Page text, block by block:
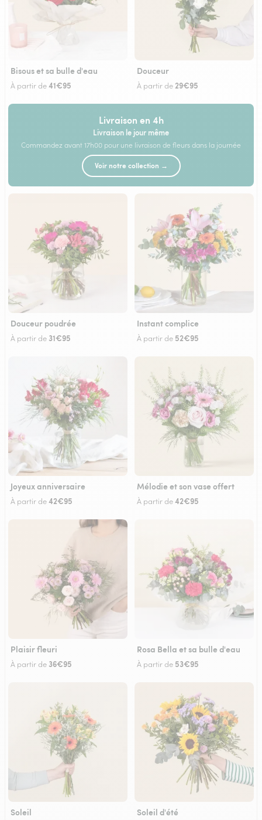
Bisous et sa bulle d'eau
À partir de41€95
Douceur
À partir de 29€95
Livraison en 4h
Livraison le jour même
Commandez avant 17h00 pour une livraison de fleurs dans la journée
Voir notre collection →
Douceur poudrée
À partir de 31€95
Instant complice
À partir de 52€95
Joyeux anniversaire
À partir de42€95
Mélodie et son vase offert
À partir de42€95
Plaisir fleuri
À partir de 36€95
Rosa Bella et sa bulle d'eau
À partir de 53€95
Soleil Soleil d'été